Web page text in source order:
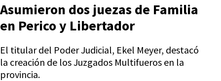
Asumieron dos juezas de Familia
en Perico y Libertador
El titular del Poder Judicial, Ekel Meyer, destacó
la creación de los Juzgados Multifueros en la
provincia.